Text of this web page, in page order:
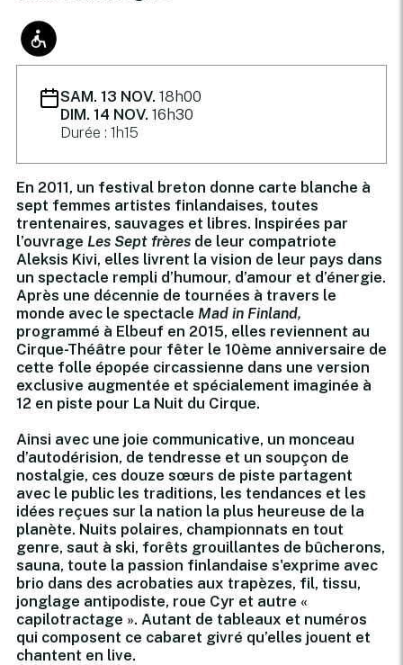
SAM. 13 NOV. 18h00
DIM. 14 NOV. 16h30
Durée : 1h15
En 2011, un festival breton donne carte blanche à
sept femmes artistes finlandaises, toutes
trentenaires, sauvages et libres. Inspirées par
l’ouvrage Les Sept frèresde leur compatriote
Aleksis Kivi, elles livrent la vision de leur pays dans
un spectacle rempli d’humour, d’amour et d’énergie.
Après une décennie de tournées à travers le
monde avec le spectacle Mad in Finland,
programmé à Elbeuf en 2015, elles reviennent au
Cirque-Théâtre pour fêter le 10ème anniversaire de
cette folle épopée circassienne dans une version
exclusive augmentée et spécialement imaginée à
12 en piste pour La Nuit du Cirque.
Ainsi avec une joie communicative, un monceau
d’autodérision, de tendresse et un soupçon de
nostalgie, ces douze sœurs de piste partagent
avec le public les traditions, les tendances et les
idées reçues sur la nation la plus heureuse de la
planète. Nuits polaires, championnats en tout
genre, saut à ski, forêts grouillantes de bûcherons,
sauna, toute la passion finlandaise s'exprime avec
brio dans des acrobaties aux trapèzes, fil, tissu,
jonglage antipodiste, roue Cyr et autre «
capilotractage ». Autant de tableaux et numéros
qui composent ce cabaret givré qu’elles jouent et
chantent en live.